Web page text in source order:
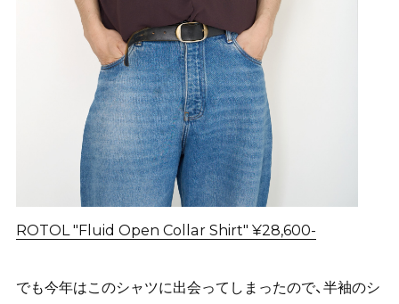
ROTOL "Fluid Open Collar Shirt" ¥28,600-
でも今年はこのシャツに出会ってしまったので、半袖のシ